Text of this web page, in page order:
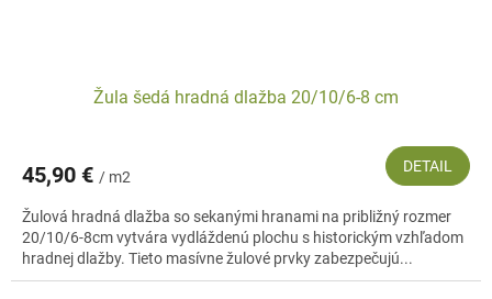
Žula šedá hradná dlažba 20/10/6-8 cm
45,90 € / m2
DETAIL
Žulová hradná dlažba so sekanými hranami na približný rozmer
20/10/6-8cm vytvára vydláždenú plochu s historickým vzhľadom
hradnej dlažby. Tieto masívne žulové prvky zabezpečujú...